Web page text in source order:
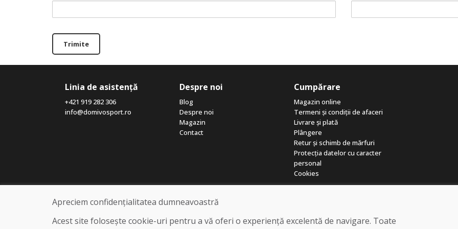
Trimite
Linia de asistență
+421 919 282 306
info@domivosport.ro
Despre noi
Blog
Despre noi
Magazin
Contact
Cumpărare
Magazin online
Termeni și condiții de afaceri
Livrare și plată
Plângere
Retur și schimb de mărfuri
Protecția datelor cu caracter
personal
Cookies
Apreciem confidențialitatea dumneavoastră
Acest site folosește cookie-uri pentru a vă oferi o experiență excelentă de navigare. Toate